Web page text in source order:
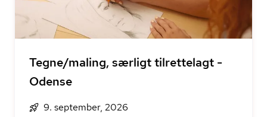
Tegne/maling, særligt tilrettelagt -
Odense
9. september, 2026